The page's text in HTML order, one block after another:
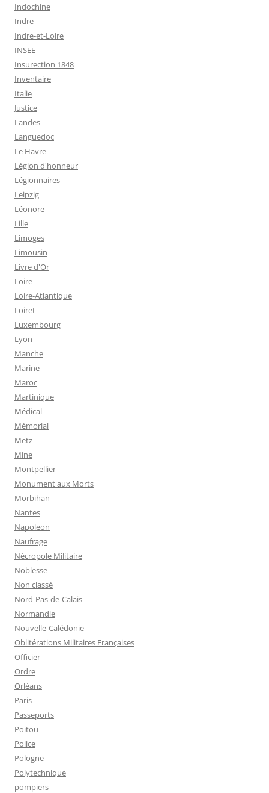
Indochine
Indre
Indre-et-Loire
INSEE
Insurection 1848
Inventaire
Italie
Justice
Landes
Languedoc
Le Havre
Légion d'honneur
Légionnaires
Leipzig
Léonore
Lille
Limoges
Limousin
Livre d'Or
Loire
Loire-Atlantique
Loiret
Luxembourg
Lyon
Manche
Marine
Maroc
Martinique
Médical
Mémorial
Metz
Mine
Montpellier
Monument aux Morts
Morbihan
Nantes
Napoleon
Naufrage
Nécropole Militaire
Noblesse
Non classé
Nord-Pas-de-Calais
Normandie
Nouvelle-Calédonie
Oblitérations Militaires Françaises
Officier
Ordre
Orléans
Paris
Passeports
Poitou
Police
Pologne
Polytechnique
pompiers